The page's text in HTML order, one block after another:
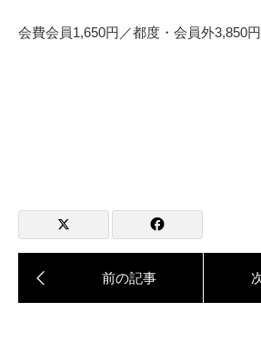
会費会員1,650円／都度・会員外3,850円